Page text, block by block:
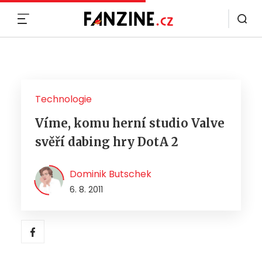
Technologie
Víme, komu herní studio Valve
svěří dabing hry DotA 2
Dominik Butschek
6. 8. 2011